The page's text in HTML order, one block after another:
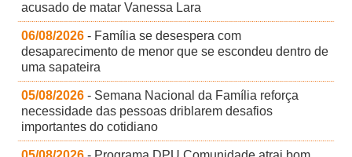
acusado de matar Vanessa Lara
06/08/2026 - Família se desespera com
desaparecimento de menor que se escondeu dentro de
uma sapateira
05/08/2026 - Semana Nacional da Família reforça
necessidade das pessoas driblarem desafios
importantes do cotidiano